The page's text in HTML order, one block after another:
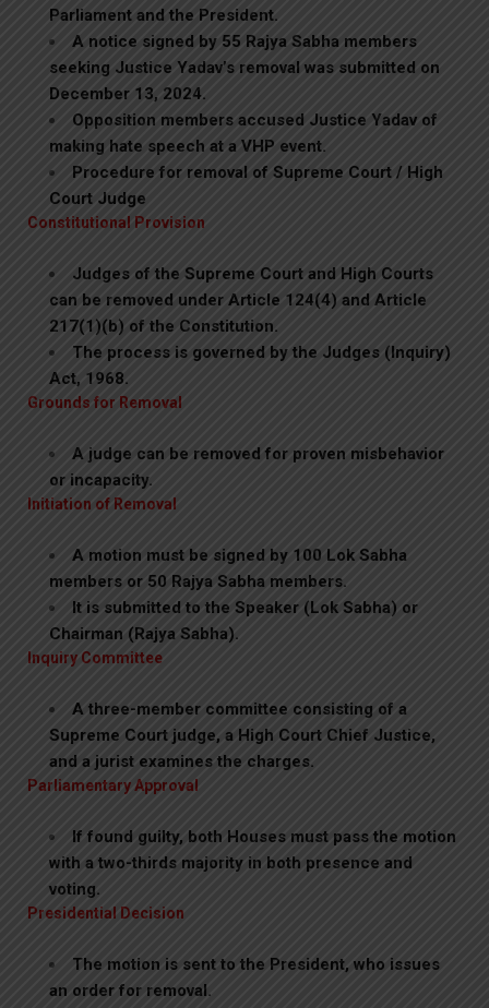
Parliament and the President.
A notice signed by 55 Rajya Sabha members
seeking Justice Yadav’s removal was submitted on
December 13, 2024.
Opposition members accused Justice Yadav of
making hate speech at a VHP event.
Procedure for removal of Supreme Court / High
Court Judge
Constitutional Provision
Judges of the Supreme Court and High Courts
can be removed under Article 124(4) and Article
217(1)(b) of the Constitution.
The process is governed by the Judges (Inquiry)
Act, 1968.
Grounds for Removal
A judge can be removed for proven misbehavior
or incapacity.
Initiation of Removal
A motion must be signed by 100 Lok Sabha
members or 50 Rajya Sabha members.
It is submitted to the Speaker (Lok Sabha) or
Chairman (Rajya Sabha).
Inquiry Committee
A three-member committee consisting of a
Supreme Court judge, a High Court Chief Justice,
and a jurist examines the charges.
Parliamentary Approval
If found guilty, both Houses must pass the motion
with a two-thirds majority in both presence and
voting.
Presidential Decision
The motion is sent to the President, who issues
an order for removal.